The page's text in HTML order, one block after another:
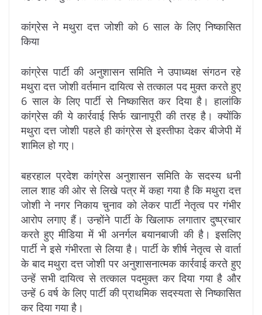
कांग्रेस ने मथुरा दत्त जोशी को 6 साल के लिए निष्कासित
किया
कांग्रेस पार्टी की अनुशासन समिति ने उपाध्यक्ष संगठन रहे
मथुरा दत्त जोशी वर्तमान दायित्व से तत्काल पद मुक्त करते हुए
6 साल के लिए पार्टी से निष्कासित कर दिया है। हालांकि
कांग्रेस की ये कार्रवाई सिर्फ खानापूरी की तरह है। क्योंकि
मथुरा दत्त जोशी पहले ही कांग्रेस से इस्तीफा देकर बीजेपी में
शामिल हो गए।
बहरहाल प्रदेश कांग्रेस अनुशासन समिति के सदस्य धनी
लाल शाह की ओर से लिखे पत्र में कहा गया है कि मथुरा दत्त
जोशी ने नगर निकाय चुनाव को लेकर पार्टी नेतृत्व पर गंभीर
आरोप लगाए हैं। उन्होंने पार्टी के खिलाफ लगातार दुष्प्रचार
करते हुए मीडिया में भी अनर्गल बयानबाजी की है। इसलिए
पार्टी ने इसे गंभीरता से लिया है। पार्टी के शीर्ष नेतृत्व से वार्ता
के बाद मथुरा दत्त जोशी पर अनुशासनात्मक कार्रवाई करते हुए
उन्हें सभी दायित्व से तत्काल पदमुक्त कर दिया गया है और
उन्हें 6 वर्ष के लिए पार्टी की प्राथमिक सदस्यता से निष्कासित
कर दिया गया है।